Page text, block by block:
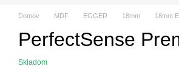
Domov MDF EGGER 18mm 18mm
PerfectSense
Skladom